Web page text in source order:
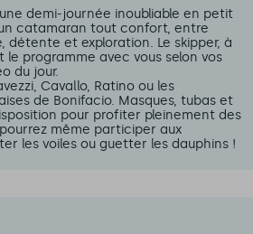
demi-journée inoubliable en petit
catamaran tout confort, entre
détente et exploration. Le skipper, à
le programme avec vous selon vos
du jour.
Cavallo, Ratino ou les
de Bonifacio. Masques, tubas et
pour profiter pleinement des
même participer aux
les voiles ou guetter les dauphins !